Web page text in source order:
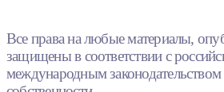
Все права на любые материалы,
защищены в соответствии с
международным законодательством